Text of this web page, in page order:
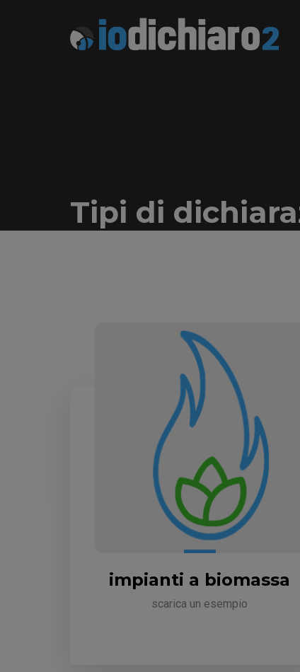
Tipi di
impianti a biomassa
scarica un esempio